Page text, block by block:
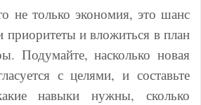
не только экономия, это шанс
приоритеты и вложиться в план
Подумайте, насколько новая
с целями, и составьте
навыки нужны, сколько